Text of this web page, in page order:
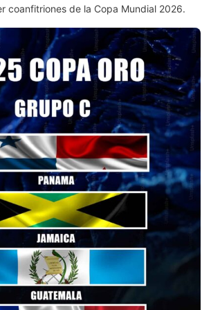
coanfitriones de la Copa Mundial 2026.